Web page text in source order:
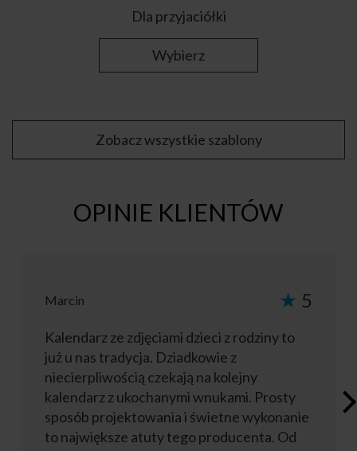
Dla przyjaciółki
Wybierz
Zobacz wszystkie szablony
OPINIE KLIENTÓW
Marcin ★ 5
Kalendarz ze zdjęciami dzieci z rodziny to
już u nas tradycja. Dziadkowie z
niecierpliwością czekają na kolejny
kalendarz z ukochanymi wnukami. Prosty
sposób projektowania i świetne wykonanie
to największe atuty tego producenta. Od